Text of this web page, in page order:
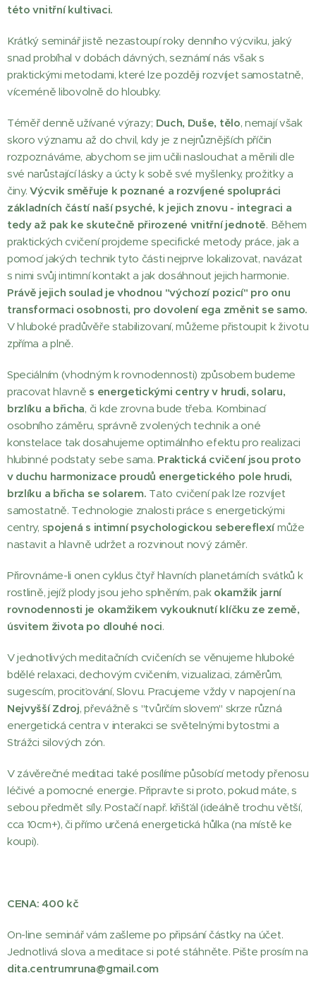
této vnitřní kultivaci.
Krátký seminář jistě nezastoupí roky denního výcviku, jaký
snad probíhal v dobách dávných, seznámí nás však s
praktickými metodami, které lze později rozvíjet samostatně,
víceméně libovolně do hloubky.
Téměř denně užívané výrazy; Duch, Duše, tělo, nemají však
skoro významu až do chvil, kdy je z nejrůznějších příčin
rozpoznáváme, abychom se jim učili naslouchat a měnili dle
své narůstající lásky a úcty k sobě své myšlenky, prožitky a
činy.Výcvik směřuje k poznané a rozvíjené spolupráci
základních částí naší psyché, k jejich znovu - integraci a
tedy až pak ke skutečně přirozené vnitřní jednotě. Během
praktických cvičení projdeme specifické metody práce, jak a
pomocí jakých technik tyto části nejprve lokalizovat, navázat
s nimi svůj intimní kontakt a jak dosáhnout jejich harmonie.
Právě jejich soulad je vhodnou "výchozí pozicí" pro onu
transformaci osobnosti, pro dovolení ega změnit se samo.
V hluboké pradůvěře stabilizovaní, můžeme přistoupit k životu
zpříma a plně.
Speciálním (vhodným k rovnodennosti) způsobem budeme
pracovat hlavně s energetickými centry v hrudi, solaru,
brzlíku a břicha, či kde zrovna bude třeba. Kombinací
osobního záměru, správně zvolených technik a oné
konstelace tak dosahujeme optimálního efektu pro realizaci
hlubinné podstaty sebe sama. Praktická cvičení jsou proto
v duchu harmonizace proudů energetického pole hrudi,
brzlíku a břicha se solarem. Tato cvičení pak lze rozvíjet
samostatně. Technologie znalosti práce s energetickými
centry, spojená s intimní psychologickou sebereflexímůže
nastavit a hlavně udržet a rozvinout nový záměr.
Přirovnáme-li onen cyklus čtyř hlavních planetárních svátků k
rostlině, jejíž plody jsou jeho splněním, pak okamžik jarní
rovnodennosti je okamžikem vykouknutí klíčku ze země,
úsvitem života po dlouhé noci.
V jednotlivých meditačních cvičeních se věnujeme hluboké
bdělé relaxaci, dechovým cvičením, vizualizaci, záměrům,
sugescím, prociťování, Slovu. Pracujeme vždy v napojení na
Nejvyšší Zdroj, převážně s "tvůrčím slovem" skrze různá
energetická centra v interakci se světelnými bytostmi a
Strážci silových zón.
V závěrečné meditaci také posílíme působící metody přenosu
léčivé a pomocné energie. Připravte si proto, pokud máte, s
sebou předmět síly. Postačí např. křišťál (ideálně trochu větší,
cca 10cm+), či přímo určená energetická hůlka (na místě ke
koupi).
CENA: 400 kč
On-line seminář vám zašleme po připsání částky na účet.
Jednotlivá slova a meditace si poté stáhněte. Pište prosím na
dita.centrumruna@gmail.com